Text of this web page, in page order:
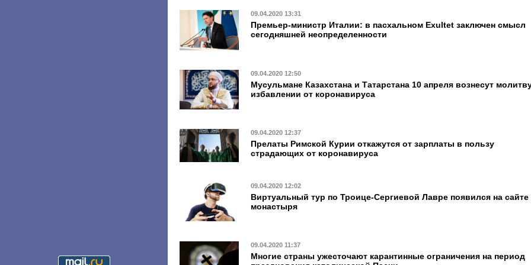
09.04.2020 13:31
Премьер-министр Италии: в пасхальном Exultet заключен смысл
сегодняшней неопределенности
09.04.2020 12:50
Мусульмане Казахстана и Татарстана 10 апреля вознесут
избавлении от коронавируса
09.04.2020 12:37
Прелаты Римской Курии откажутся от зарплаты в пользу
страдающих от коронавируса
09.04.2020 12:02
Виртуальный тур по Троице-Сергиевой Лавре появился на сайте
монастыря
09.04.2020 11:37
Многие страны ужесточают карантинные ограничения на период